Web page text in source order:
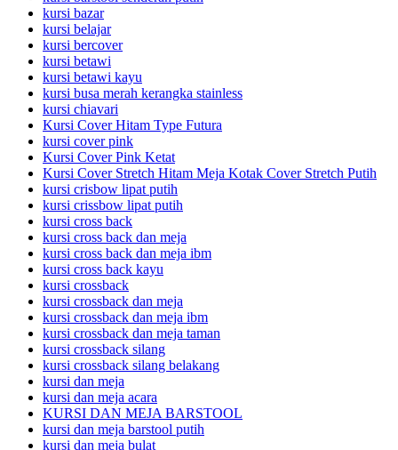
kursi bazar
kursi belajar
kursi bercover
kursi betawi
kursi betawi kayu
kursi busa merah kerangka stainless
kursi chiavari
Kursi Cover Hitam Type Futura
kursi cover pink
Kursi Cover Pink Ketat
Kursi Cover Stretch Hitam Meja Kotak Cover Stretch Putih
kursi crisbow lipat putih
kursi crissbow lipat putih
kursi cross back
kursi cross back dan meja
kursi cross back dan meja ibm
kursi cross back kayu
kursi crossback
kursi crossback dan meja
kursi crossback dan meja ibm
kursi crossback dan meja taman
kursi crossback silang
kursi crossback silang belakang
kursi dan meja
kursi dan meja acara
KURSI DAN MEJA BARSTOOL
kursi dan meja barstool putih
kursi dan meja bulat